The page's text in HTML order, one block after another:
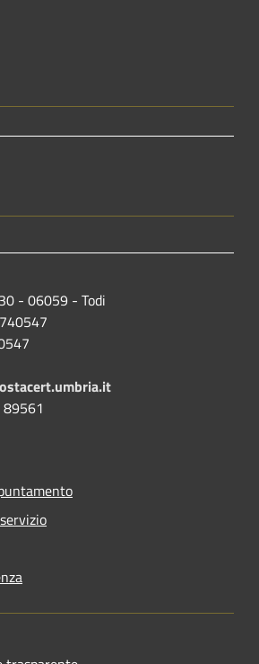
- 06059 - Todi